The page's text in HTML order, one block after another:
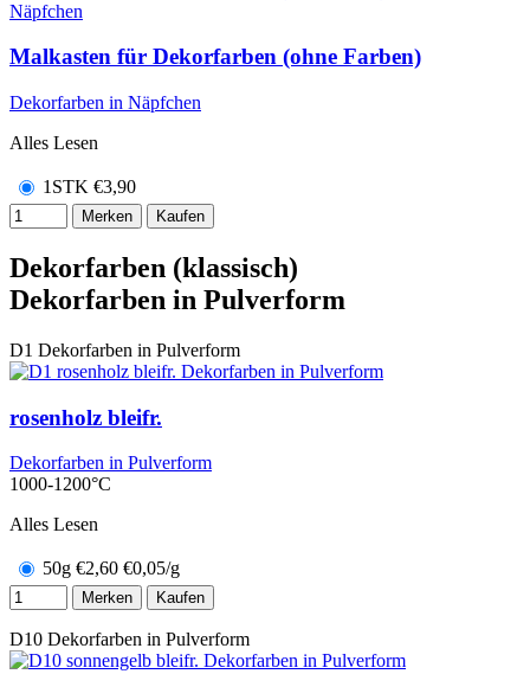
Malkasten für Dekorfarben (ohne Farben)
Dekorfarben in Näpfchen
Alles Lesen
1STK €3,90
Merken Kaufen
Dekorfarben (klassisch)
Dekorfarben in Pulverform
D1 Dekorfarben in Pulverform
rosenholz bleifr.
Dekorfarben in Pulverform
1000-1200°C
Alles Lesen
50g €2,60 €0,05/g
Merken Kaufen
D10 Dekorfarben in Pulverform